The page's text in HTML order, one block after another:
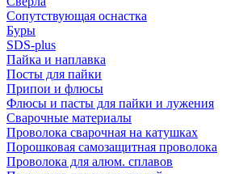
Сопутствующая оснастка
Буры
SDS-plus
Пайка и наплавка
Посты для пайки
Припои и флюсы
Флюсы и пасты для пайки и лужения
Сварочные материалы
Проволока сварочная на катушках
Порошковая самозащитная проволока
Проволока для алюм. сплавов